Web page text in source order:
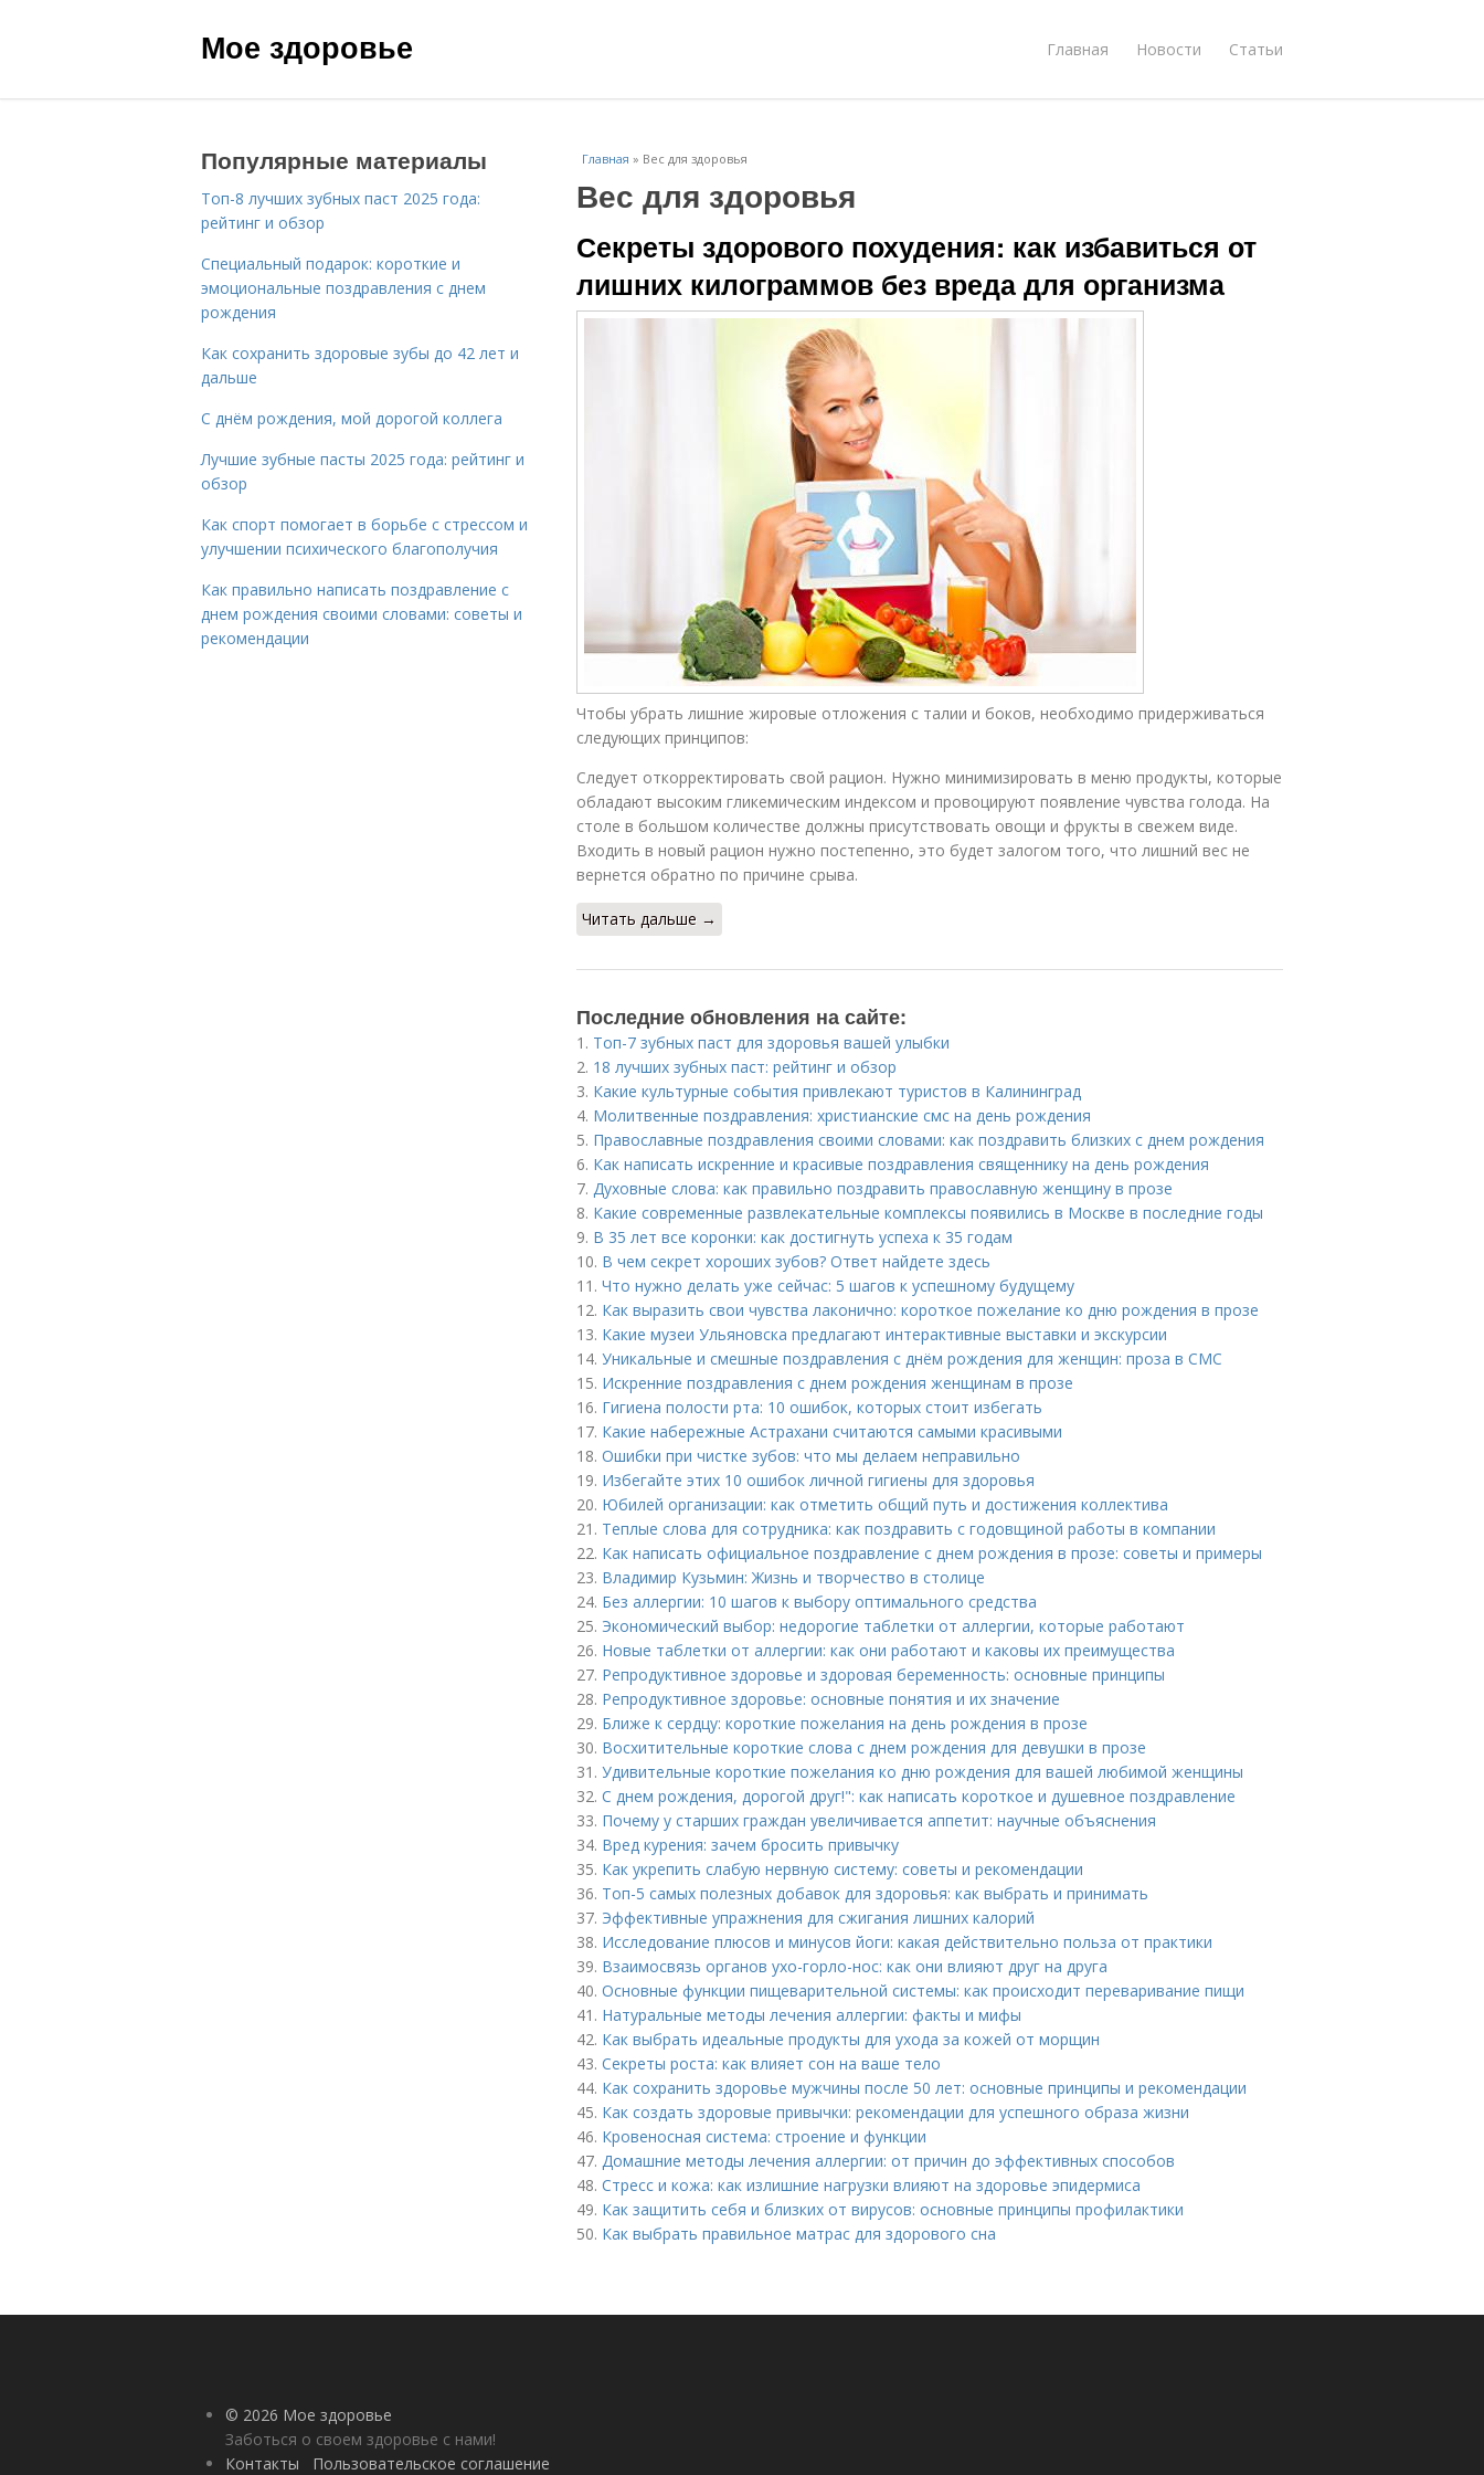
Мое здоровье Главная Новости Статьи
Главная » Вес для здоровья
Вес для здоровья
Секреты здорового похудения: как избавиться от
лишних килограммов без вреда для организма
Чтобы убрать лишние жировые отложения с талии и боков, необходимо придерживаться
следующих принципов:
Следует откорректировать свой рацион. Нужно минимизировать в меню продукты, которые
обладают высоким гликемическим индексом и провоцируют появление чувства голода. На
столе в большом количестве должны присутствовать овощи и фрукты в свежем виде.
Входить в новый рацион нужно постепенно, это будет залогом того, что лишний вес не
вернется обратно по причине срыва.
Читать дальше →
Последние обновления на сайте:
1. Топ-7 зубных паст для здоровья вашей улыбки
2. 18 лучших зубных паст: рейтинг и обзор
3. Какие культурные события привлекают туристов в Калининград
4. Молитвенные поздравления: христианские смс на день рождения
5. Православные поздравления своими словами: как поздравить близких с днем рождения
6. Как написать искренние и красивые поздравления священнику на день рождения
7. Духовные слова: как правильно поздравить православную женщину в прозе
8. Какие современные развлекательные комплексы появились в Москве в последние годы
9. В 35 лет все коронки: как достигнуть успеха к 35 годам
10. В чем секрет хороших зубов? Ответ найдете здесь
11. Что нужно делать уже сейчас: 5 шагов к успешному будущему
12. Как выразить свои чувства лаконично: короткое пожелание ко дню рождения в прозе
13. Какие музеи Ульяновска предлагают интерактивные выставки и экскурсии
14. Уникальные и смешные поздравления с днём рождения для женщин: проза в СМС
15. Искренние поздравления с днем рождения женщинам в прозе
16. Гигиена полости рта: 10 ошибок, которых стоит избегать
17. Какие набережные Астрахани считаются самыми красивыми
18. Ошибки при чистке зубов: что мы делаем неправильно
19. Избегайте этих 10 ошибок личной гигиены для здоровья
20. Юбилей организации: как отметить общий путь и достижения коллектива
21. Теплые слова для сотрудника: как поздравить с годовщиной работы в компании
22. Как написать официальное поздравление с днем рождения в прозе: советы и примеры
23. Владимир Кузьмин: Жизнь и творчество в столице
24. Без аллергии: 10 шагов к выбору оптимального средства
25. Экономический выбор: недорогие таблетки от аллергии, которые работают
26. Новые таблетки от аллергии: как они работают и каковы их преимущества
27. Репродуктивное здоровье и здоровая беременность: основные принципы
28. Репродуктивное здоровье: основные понятия и их значение
29. Ближе к сердцу: короткие пожелания на день рождения в прозе
30. Восхитительные короткие слова с днем рождения для девушки в прозе
31. Удивительные короткие пожелания ко дню рождения для вашей любимой женщины
32. С днем рождения, дорогой друг!": как написать короткое и душевное поздравление
33. Почему у старших граждан увеличивается аппетит: научные объяснения
34. Вред курения: зачем бросить привычку
35. Как укрепить слабую нервную систему: советы и рекомендации
36. Топ-5 самых полезных добавок для здоровья: как выбрать и принимать
37. Эффективные упражнения для сжигания лишних калорий
38. Исследование плюсов и минусов йоги: какая действительно польза от практики
39. Взаимосвязь органов ухо-горло-нос: как они влияют друг на друга
40. Основные функции пищеварительной системы: как происходит переваривание пищи
41. Натуральные методы лечения аллергии: факты и мифы
42. Как выбрать идеальные продукты для ухода за кожей от морщин
43. Секреты роста: как влияет сон на ваше тело
44. Как сохранить здоровье мужчины после 50 лет: основные принципы и рекомендации
45. Как создать здоровые привычки: рекомендации для успешного образа жизни
46. Кровеносная система: строение и функции
47. Домашние методы лечения аллергии: от причин до эффективных способов
48. Стресс и кожа: как излишние нагрузки влияют на здоровье эпидермиса
49. Как защитить себя и близких от вирусов: основные принципы профилактики
50. Как выбрать правильное матрас для здорового сна
Популярные материалы
Топ-8 лучших зубных паст 2025 года:
рейтинг и обзор
Специальный подарок: короткие и
эмоциональные поздравления с днем
рождения
Как сохранить здоровые зубы до 42 лет и
дальше
С днём рождения, мой дорогой коллега
Лучшие зубные пасты 2025 года: рейтинг и
обзор
Как спорт помогает в борьбе с стрессом и
улучшении психического благополучия
Как правильно написать поздравление с
днем рождения своими словами: советы и
рекомендации
© 2026 Мое здоровье
Заботься о своем здоровье с нами!
Контакты
Пользовательское соглашение